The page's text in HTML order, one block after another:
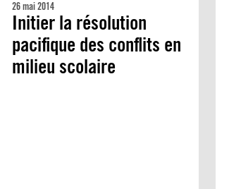
26 mai 2014
Initier la résolution
pacifique des conflits en
milieu scolaire